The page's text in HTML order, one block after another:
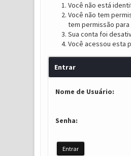
Você não está
Você não tem
tem permissão
Sua conta foi
Você acessou esta
Entrar
Nome de Usuário:
Senha: